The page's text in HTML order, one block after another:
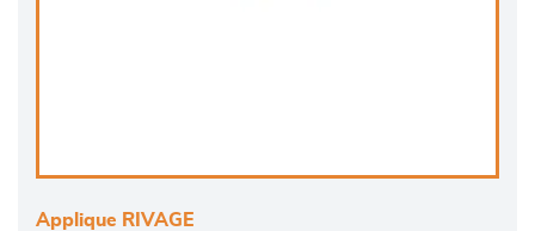
Applique RIVAGE